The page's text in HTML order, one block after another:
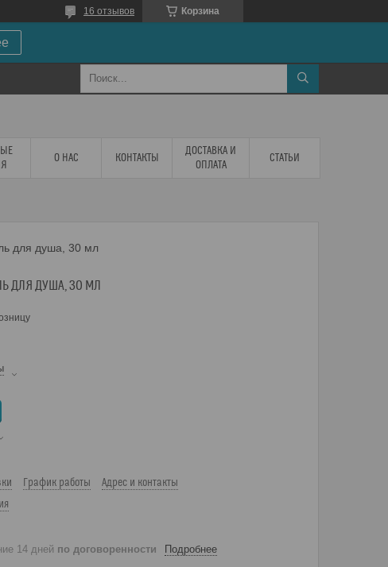
Корзина
16 отзывов
О НАС КОНТАКТЫ
ДОСТАВКА И
ОПЛАТА
СТАТЬИ
для душа, 30 мл
ДЛЯ ДУША, 30 МЛ
График работы
Адрес и контакты
14 дней по договоренности Подробнее